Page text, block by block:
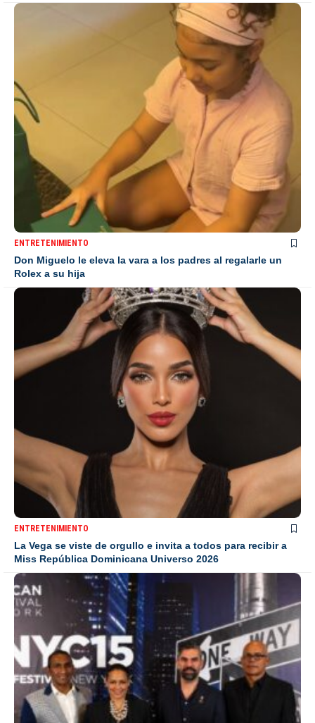
ENTRETENIMIENTO
Don Miguelo le eleva la vara a los padres al regalarle un
Rolex a su hija
ENTRETENIMIENTO
La Vega se viste de orgullo e invita a todos para recibir a
Miss República Dominicana Universo 2026